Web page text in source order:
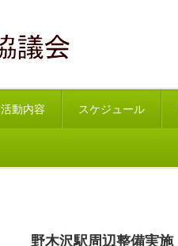
活動内容 スケジュール
野木沢駅周辺整備実施